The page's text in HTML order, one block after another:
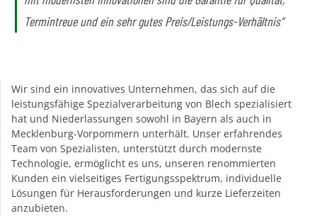
Termintreue und ein sehr gutes Preis/Leistungs-Verhältnis“
Wir sind ein innovatives Unternehmen, das sich auf die
leistungsfähige Spezialverarbeitung von Blech spezialisiert
hat und Niederlassungen sowohl in Bayern als auch in
Mecklenburg-Vorpommern unterhält. Unser erfahrendes
Team von Spezialisten, unterstützt durch modernste
Technologie, ermöglicht es uns, unseren renommierten
Kunden ein vielseitiges Fertigungsspektrum, individuelle
Lösungen für Herausforderungen und kurze Lieferzeiten
anzubieten.